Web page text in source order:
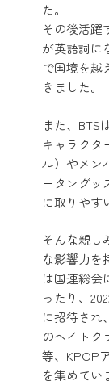
た。
その後活躍
が英語詞に
で国境を越
きました。
また、BTS
キャラクタ
ル）やメン
ータングッ
に取りやす
そんな親し
な影響力を
は国連総会
ったり、
に招待され
のヘイトク
等、KPOP
を集めてい